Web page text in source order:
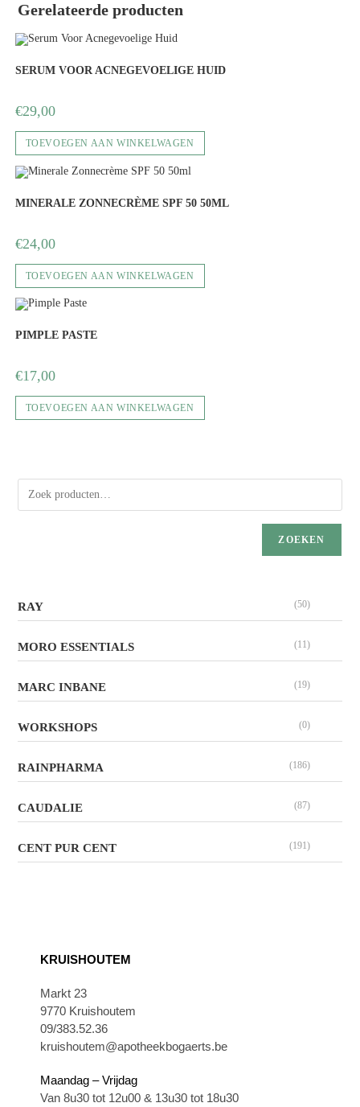
Gerelateerde producten
SERUM VOOR ACNEGEVOELIGE HUID
€29,00
TOEVOEGEN AAN WINKELWAGEN
MINERALE ZONNECRÈME SPF 50 50ML
€24,00
TOEVOEGEN AAN WINKELWAGEN
PIMPLE PASTE
€17,00
TOEVOEGEN AAN WINKELWAGEN
ZOEKEN
RAY (50)
MORO ESSENTIALS (11)
MARC INBANE (19)
WORKSHOPS (0)
RAINPHARMA (186)
CAUDALIE (87)
CENT PUR CENT (191)
KRUISHOUTEM
Markt 23
9770 Kruishoutem
09/383.52.36
kruishoutem@apotheekbogaerts.be
Maandag – Vrijdag
Van 8u30 tot 12u00 & 13u30 tot 18u30